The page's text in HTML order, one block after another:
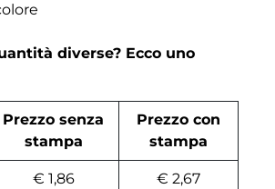
diverse? Ecco uno
Prezzo senza
stampa
Prezzo con
stampa
€ 1,86 € 2,67